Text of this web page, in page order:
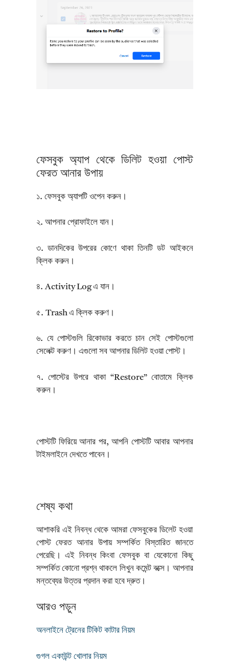
ফেসবুক অ্যাপ থেকে ডিলিট হওয়া পোস্ট
ফেরত আনার উপায়
১. ফেসবুক অ্যাপটি ওপেন করুন।
২. আপনার প্রোফাইলে যান।
৩. ডানদিকের উপরের কোণে থাকা তিনটি ডট আইকনে
ক্লিক করুন।
৪. Activity Log এ যান।
৫. Trash এ ক্লিক করুণ।
৬. যে পোস্টগুলি রিকোভার করতে চান সেই পোস্টগুলো
সেলেক্ট করুণ। এগুলো সব আপনার ডিলিট হওয়া পোস্ট।
৭. পোস্টের উপরে থাকা “Restore” বোতামে ক্লিক
করুন।
পোস্টটি ফিরিয়ে আনার পর, আপনি পোস্টটি আবার আপনার
টাইমলাইনে দেখতে পাবেন।
শেষ্য কথা
আশাকরি এই নিবন্ধ থেকে আমরা ফেসবুকের ডিলেট হওয়া
পোস্ট ফেরত আনার উপায় সম্পর্কিত বিস্তারিত জানতে
পেরেছি। এই নিবন্ধ কিংবা ফেসবুক বা যেকোনো কিছু
সম্পর্কিত কোনো প্রশ্ন থাকলে লিখুন কমেন্ট বক্সে। আপনার
মন্তব্যের উত্তর প্রদান করা হবে দ্রুত।
আরও পড়ুন
অনলাইনে ট্রেনের টিকিট কাটার নিয়ম
গুগল একাউন্ট খোলার নিয়ম